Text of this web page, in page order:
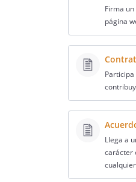
Firma
página
Llega a
carácter